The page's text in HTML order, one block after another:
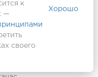
к
—
своего
Хорошо